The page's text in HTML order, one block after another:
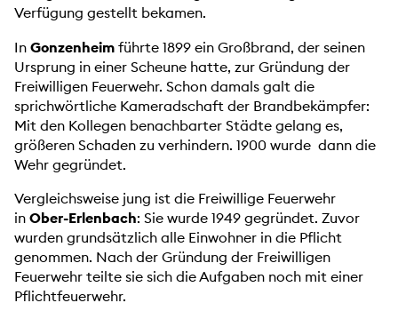
Verfügung gestellt bekamen.
In Gonzenheim führte 1899 ein Großbrand, der seinen
Ursprung in einer Scheune hatte, zur Gründung der
Freiwilligen Feuerwehr. Schon damals galt die
sprichwörtliche Kameradschaft der Brandbekämpfer:
Mit den Kollegen benachbarter Städte gelang es,
größeren Schaden zu verhindern. 1900 wurde dann die
Wehr gegründet.
Vergleichsweise jung ist die Freiwillige Feuerwehr
in Ober-Erlenbach: Sie wurde 1949 gegründet. Zuvor
wurden grundsätzlich alle Einwohner in die Pflicht
genommen. Nach der Gründung der Freiwilligen
Feuerwehr teilte sie sich die Aufgaben noch mit einer
Pflichtfeuerwehr.